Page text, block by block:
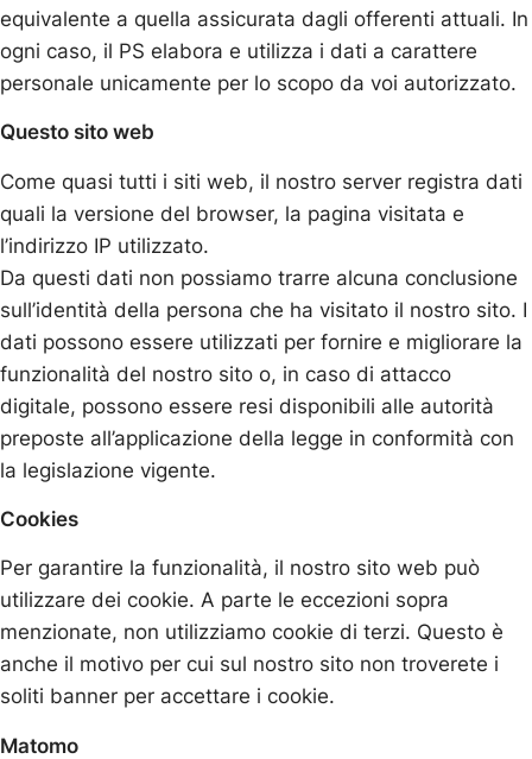
equivalente a quella assicurata dagli offerenti attuali. In
ogni caso, il PS elabora e utilizza i dati a carattere
personale unicamente per lo scopo da voi autorizzato.
Questo sito web
Come quasi tutti i siti web, il nostro server registra dati
quali la versione del browser, la pagina visitata e
l’indirizzo IP utilizzato.
Da questi dati non possiamo trarre alcuna conclusione
sull’identità della persona che ha visitato il nostro sito. I
dati possono essere utilizzati per fornire e migliorare la
funzionalità del nostro sito o, in caso di attacco
digitale, possono essere resi disponibili alle autorità
preposte all’applicazione della legge in conformità con
la legislazione vigente.
Cookies
Per garantire la funzionalità, il nostro sito web può
utilizzare dei cookie. A parte le eccezioni sopra
menzionate, non utilizziamo cookie di terzi. Questo è
anche il motivo per cui sul nostro sito non troverete i
soliti banner per accettare i cookie.
Matomo